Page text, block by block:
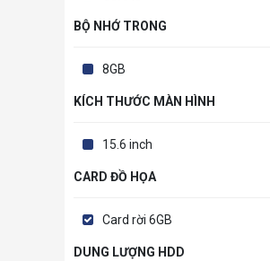
BỘ NHỚ TRONG
8GB
KÍCH THƯỚC MÀN HÌNH
15.6 inch
CARD ĐỒ HỌA
Card rời 6GB
DUNG LƯỢNG HDD